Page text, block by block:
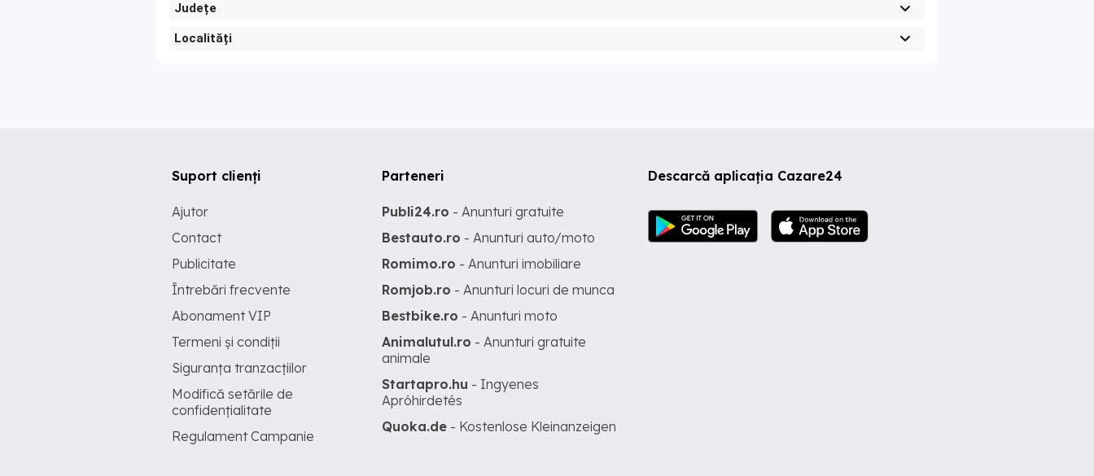
Județe
Localități
Descarcă aplicația Cazare24
Suport clienți
Ajutor
Contact
Publicitate
Întrebări frecvente
Abonament VIP
Termeni și condiții
Siguranța tranzacțiilor
Modifică setările de
confidențialitate
Regulament Campanie
Parteneri
Publi24.ro - Anunturi gratuite
Bestauto.ro - Anunturi auto/moto
Romimo.ro - Anunturi imobiliare
Romjob.ro - Anunturi locuri de munca
Bestbike.ro - Anunturi moto
Animalutul.ro - Anunturi gratuite
animale
Startapro.hu - Ingyenes
Apróhirdetés
Quoka.de - Kostenlose Kleinanzeigen